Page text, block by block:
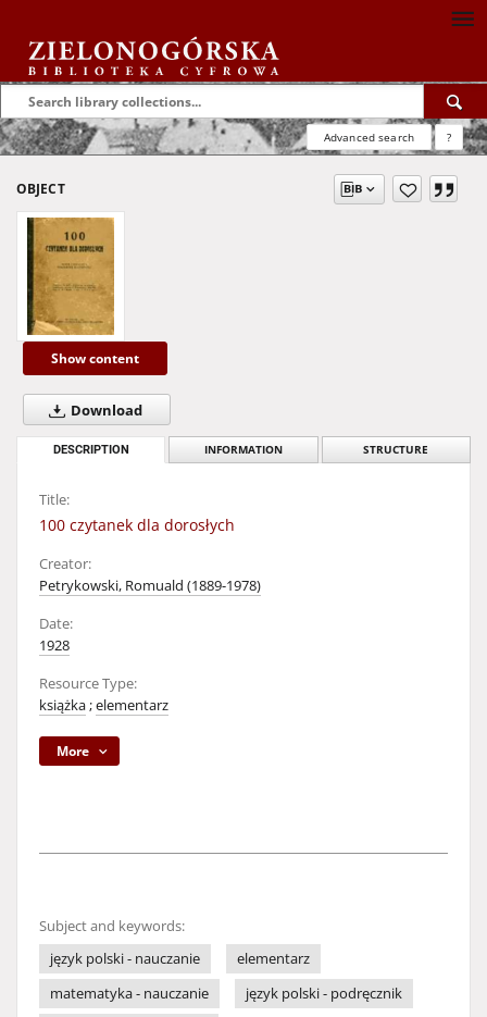
Advanced search ?
OBJECT
Show content
Download
DESCRIPTION INFORMATION STRUCTURE
Title:
100 czytanek dla dorosłych
Creator:
Petrykowski, Romuald (1889-1978)
Date:
1928
Resource Type:
książka;elementarz
More
Subject and keywords:
język polski - nauczanie
elementarz
matematyka - nauczanie
język polski - podręcznik